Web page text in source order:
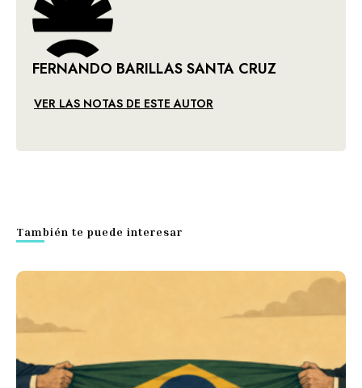
FERNANDO BARILLAS SANTA CRUZ
VER LAS NOTAS DE ESTE AUTOR
También te puede interesar